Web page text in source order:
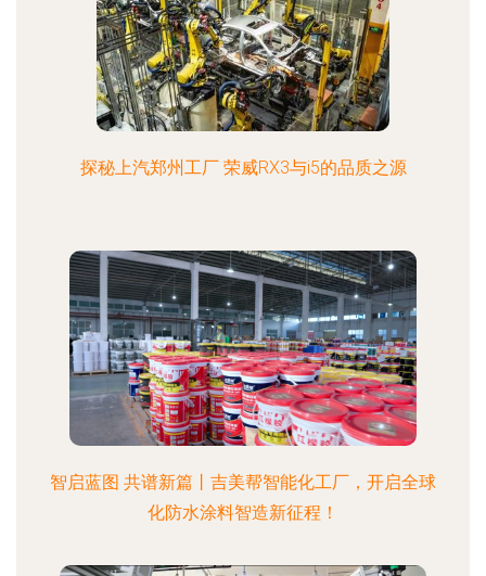
探秘上汽郑州工厂 荣威RX3与i5的品质之源
智启蓝图 共谱新篇丨吉美帮智能化工厂，开启全球
化防水涂料智造新征程！